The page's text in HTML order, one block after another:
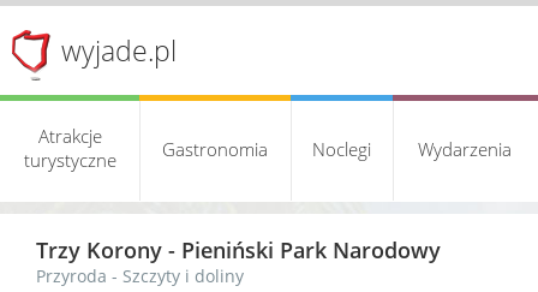
wyjade.pl
Atrakcje
turystyczne
Gastronomia Noclegi Wydarzenia
Trzy Korony - Pieniński Park Narodowy
Przyroda - Szczyty i doliny